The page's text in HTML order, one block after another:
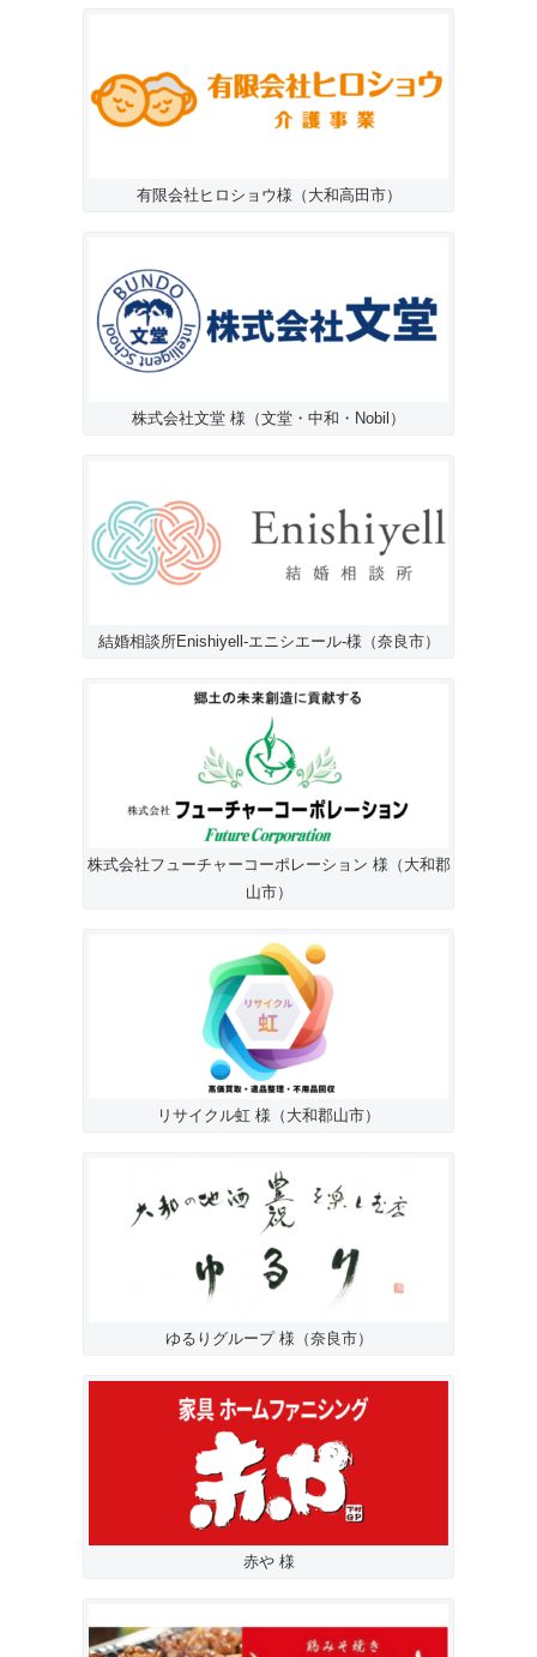
有限会社ヒロショウ様（大和高田市）
株式会社文堂 様（文堂・中和・Nobil）
結婚相談所Enishiyell-エニシエール-様（奈良市）
株式会社フューチャーコーポレーション 様（大和郡
山市）
リサイクル虹 様（大和郡山市）
ゆるりグループ 様（奈良市）
赤や 様